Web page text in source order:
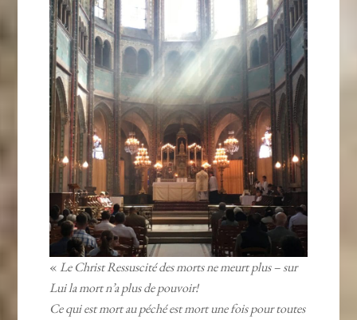
«Le Christ Ressuscité des morts ne meurt plus – sur
Lui la mort n’a plus de pouvoir!
Ce qui est mort au péché est mort une fois pour toutes